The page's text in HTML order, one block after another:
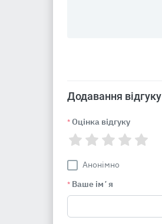
Додавання відгуку
* Оцінка відгуку
Анонімно
* Ваше імʼя